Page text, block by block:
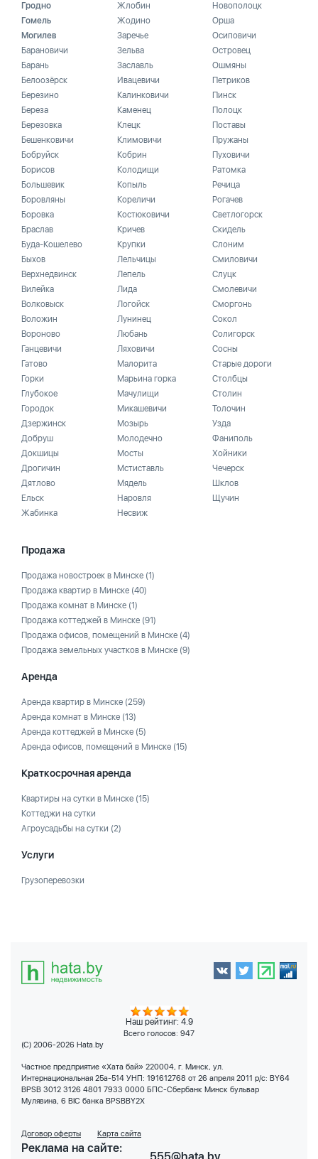
Гродно
Гомель
Могилев
Барановичи
Барань
Белоозёрск
Березино
Береза
Березовка
Бешенковичи
Бобруйск
Борисов
Большевик
Боровляны
Боровка
Браслав
Буда-Кошелево
Быхов
Верхнедвинск
Вилейка
Волковыск
Воложин
Вороново
Ганцевичи
Гатово
Горки
Глубокое
Городок
Дзержинск
Добруш
Докшицы
Дрогичин
Дятлово
Ельск
Жабинка
Жлобин
Жодино
Заречье
Зельва
Заславль
Ивацевичи
Калинковичи
Каменец
Клецк
Климовичи
Кобрин
Колодищи
Копыль
Кореличи
Костюковичи
Кричев
Крупки
Лельчицы
Лепель
Лида
Логойск
Лунинец
Любань
Ляховичи
Малорита
Марьина горка
Мачулищи
Микашевичи
Мозырь
Молодечно
Мосты
Мстиставль
Мядель
Наровля
Несвиж
Новополоцк
Орша
Осиповичи
Островец
Ошмяны
Петриков
Пинск
Полоцк
Поставы
Пружаны
Пуховичи
Ратомка
Речица
Рогачев
Светлогорск
Скидель
Слоним
Смиловичи
Слуцк
Смолевичи
Сморгонь
Сокол
Солигорск
Сосны
Старые дороги
Столбцы
Столин
Толочин
Узда
Фаниполь
Хойники
Чечерск
Шклов
Щучин
Продажа
Продажа новостроек в Минске (1)
Продажа квартир в Минске (40)
Продажа комнат в Минске (1)
Продажа коттеджей в Минске (91)
Продажа офисов, помещений в Минске (4)
Продажа земельных участков в Минске (9)
Аренда
Аренда квартир в Минске (259)
Аренда комнат в Минске (13)
Аренда коттеджей в Минске (5)
Аренда офисов, помещений в Минске (15)
Краткосрочная аренда
Квартиры на сутки в Минске (15)
Коттеджи на сутки
Агроусадьбы на сутки (2)
Услуги
Грузоперевозки
Наш рейтинг: 4.9
Всего голосов: 947
(C) 2006-2026 Hata.by
Частное предприятие «Хата бай» 220004, г. Минск, ул.
Интернациональная 25а-514 УНП: 191612768 от 26 апреля 2011 р/с: BY64
BPSB 3012 3126 4801 7933 0000 БПС-Сбербанк Минск бульвар
Мулявина, 6 BIC банка BPSBBY2X
Договор оферты Карта сайта
Реклама на сайте: